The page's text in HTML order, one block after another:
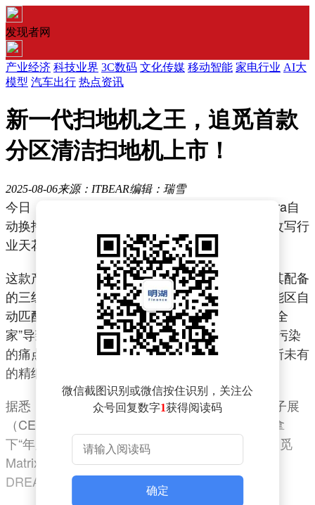
发现者网
产业经济 科技业界 3C数码 文化传媒 移动智能 家电行业 AI大
模型 汽车出行 热点资讯
新一代扫地机之王，追觅首款
分区清洁扫地机上市！
2025-08-06来源：ITBEAR编辑：瑞雪
今日，追觅扫地机全新力作——追觅Matrix10 Ultra自
动换拖布扫地机器人正式上线，以硬核创新再度改写行
业天花板。
这款产品搭载追觅全球首创的自动换拖布技术，其配备
的三组独立拖布模块，为厨房、卫生间等不同功能区自
动匹配专属拖布，传统扫地机长期因“一块拖布擦全
家”导致厨房油污、卫生间细菌与宠物等区域交叉污染
的痛点，被这项技术彻底终结，为用户提供了前所未有
的精细化清洁体验。
据悉，自动换拖布技术首次在2025年国际消费电子展
（CES）上亮相即成为全场焦点，更是助力追觅拿
下“年度创新大奖”等六项国际权威奖项。目前，追觅
Matrix10 Ultra扫地机已于京东、天猫、抖音及
DREAME APP等平台开售。
微信截图识别或微信按住识别，关注公
众号回复数字1获得阅读码
确定